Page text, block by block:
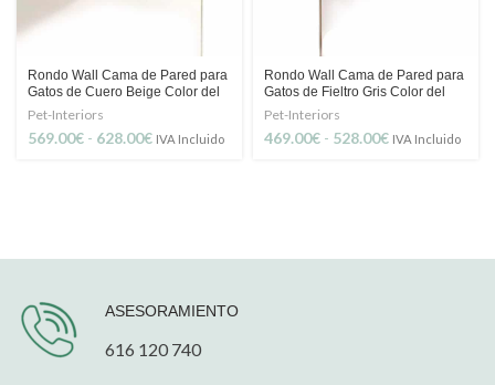
Rondo Wall Cama de Pared para
Gatos de Cuero Beige Color del
Colchón personalidable
Pet-Interiors
569.00€ - 628.00€Rango
628.00€
IVA Incluido
Rondo Wall Cama de Pared para
Gatos de Fieltro Gris Color del
Colchón personalidable
Pet-Interiors
469.00€ - 528.00€Rango
528.00€
IVA Incluido
ASESORAMIENTO
616 120 740